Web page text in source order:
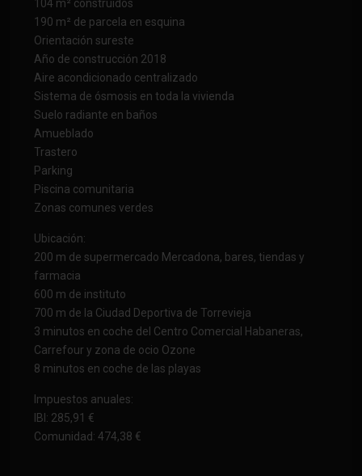
104 m² construidos
190 m² de parcela en esquina
Orientación sureste
Año de construcción 2018
Aire acondicionado centralizado
Sistema de ósmosis en toda la vivienda
Suelo radiante en baños
Amueblado
Trastero
Parking
Piscina comunitaria
Zonas comunes verdes
Ubicación:
200 m de supermercado Mercadona, bares, tiendas y
farmacia
600 m de instituto
700 m de la Ciudad Deportiva de Torrevieja
3 minutos en coche del Centro Comercial Habaneras,
Carrefour y zona de ocio Ozone
8 minutos en coche de las playas
Impuestos anuales:
IBI: 285,91 €
Comunidad: 474,38 €